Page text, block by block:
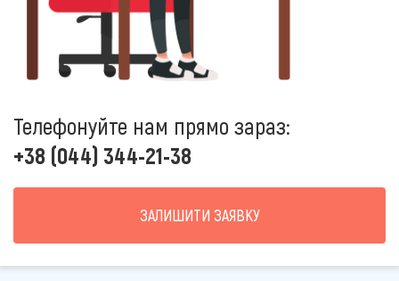
Телефонуйте нам прямо зараз:
+38 (044) 344-21-38
ЗАЛИШИТИ ЗАЯВКУ